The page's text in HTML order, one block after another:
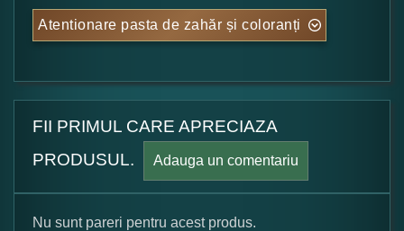
Atentionare pasta de zahăr și coloranți
FII PRIMUL CARE APRECIAZA
PRODUSUL.
Adauga un comentariu
Nu sunt pareri pentru acest produs.